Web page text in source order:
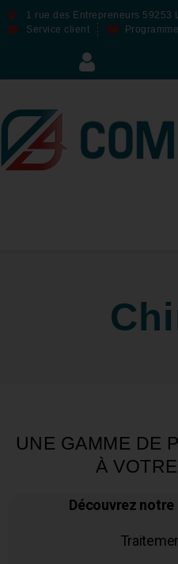
1 rue des Entrepreneurs 59253
Service client
UNE GAMME DE
À
Découvrez